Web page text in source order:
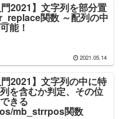
門2021】文字列を部分置
関数 ～配列の中
能！
2021.05.14
門2021】文字列の中に特
を含むか判定、その位
きる
mb_strrpos関数